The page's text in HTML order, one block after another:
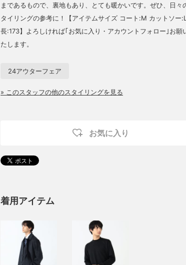
まであるもので、裏地もあり、とても暖かいです。ぜひ、日々
タイリングの参考に！【アイテムサイズ コート:M カットソー
長:173】よろしければ｢お気に入り・アカウントフォロー｣お願
たします。
24アウターフェア
» このスタッフの他のスタイリングを見る
お気に入り
着用アイテム